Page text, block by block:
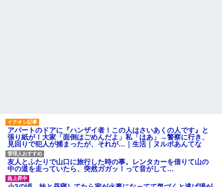
触らないでよ！」キチママ『そ
こに金庫があったから、開けて
みようとしただけ☆』義兄「泥
は出てけ！二度と来るな！」結
果・・・
私「初めて飲む味だけどなん
のお茶？」彼「ちっ！」私「」
【GIF】JSのカンチョーワロ
アパートのドアに『ハンザイ者！この人はさいあくの人です』と
張り紙が！大家「面倒はごめんだよ」私「はあ」→警察に行き、
見回りで犯人が捕まったが、それが…｜生活｜ヌルポあんてな
友人とふたりで山口に旅行した時の事。レンタカーを借りて山の
中の道を走っていたら、突然ガガッ！って音がして…